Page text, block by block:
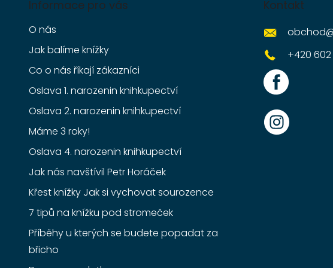
Informace pro vás
O nás
Jak balíme knížky
Co o nás říkají zákazníci
Oslava 1. narozenin knihkupectví
Oslava 2. narozenin knihkupectví
Máme 3 roky!
Oslava 4. narozenin knihkupectví
Jak nás navštívil Petr Horáček
Křest knížky Jak si vychovat sourozence
7 tipů na knížku pod stromeček
Příběhy u kterých se budete popadat za
břicho
Kontakt
obchod
+420